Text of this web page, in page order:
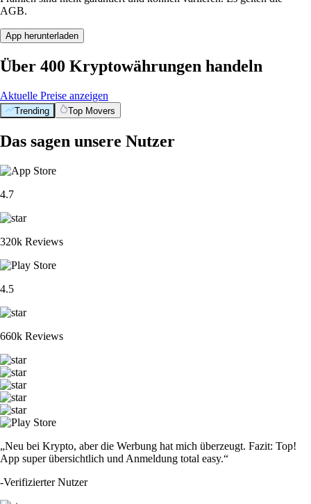
AGB.
App herunterladen
Über 400 Kryptowährungen handeln
Aktuelle Preise anzeigen
Trending Top Movers
Das sagen unsere Nutzer
4.7
320k Reviews
4.5
660k Reviews
„Neu bei Krypto, aber die Werbung hat mich überzeugt. Fazit: Top!
App super übersichtlich und Anmeldung total easy.“
-Verifizierter Nutzer